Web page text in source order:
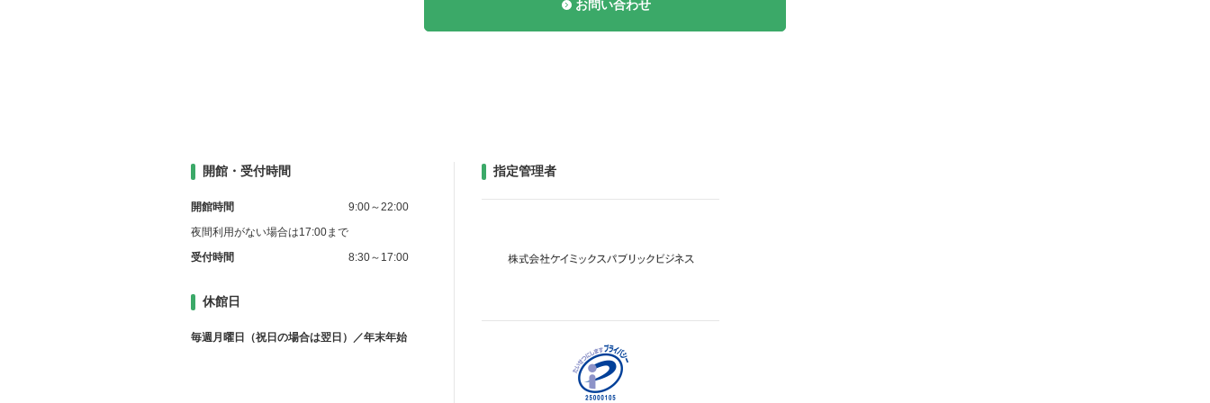
お問い合わせ
開館・受付時間
開館時間
9:00～22:00
夜間利用がない場合は17:00まで
受付時間
8:30～17:00
休館日
毎週月曜日（祝日の場合は翌日）／年末年始
指定管理者